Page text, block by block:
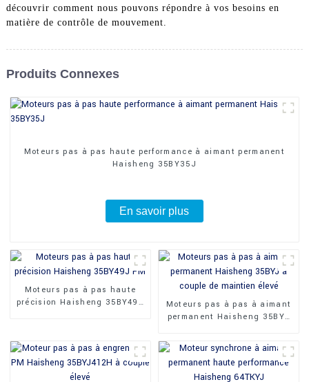
découvrir comment nous pouvons répondre à vos besoins en
matière de contrôle de mouvement.
Produits Connexes
Moteurs pas à pas haute performance à aimant permanent
Haisheng 35BY35J
En savoir plus
Moteurs pas à pas haute
précision Haisheng 35BY49J
Moteurs pas à pas à aimant
permanent Haisheng 35BYJ